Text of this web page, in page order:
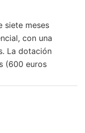
siete meses
con una
La dotación
(600 euros